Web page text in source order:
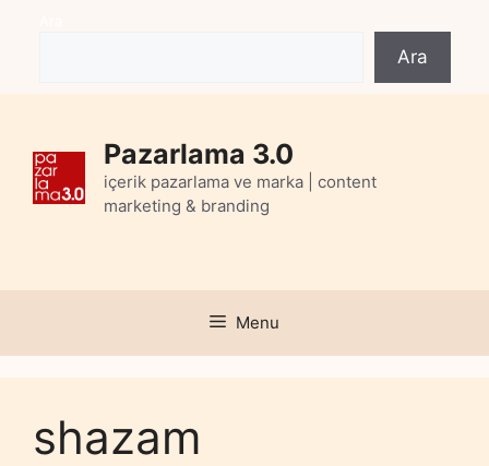
Ara
Pazarlama 3.0
içerik pazarlama ve marka | content
marketing & branding
Menu
shazam